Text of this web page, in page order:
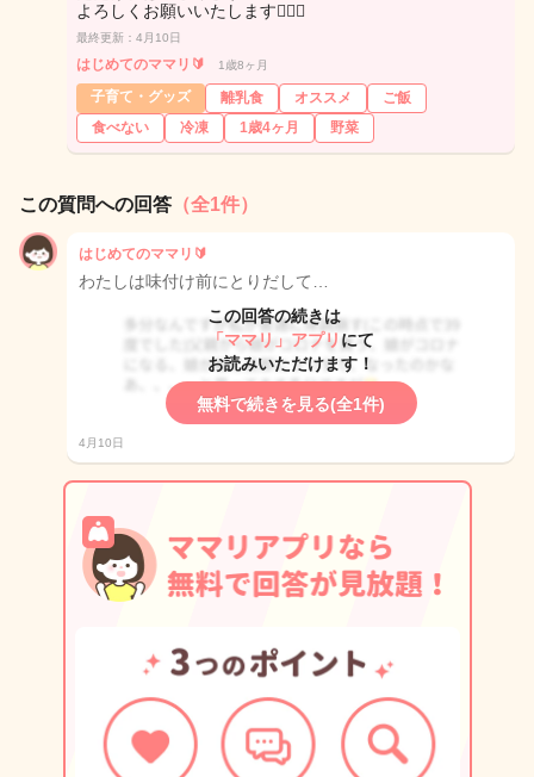
よろしくお願いいたします🙇🏻‍♀️
最終更新：4月10日
はじめてのママリ🔰 1歳8ヶ月
子育て・グッズ 離乳食 オススメ
ご飯
食べない
冷凍 1歳4ヶ月 野菜
この質問への回答 （全1件）
はじめてのママリ🔰
わたしは味付け前にとりだして…
この回答の続きは
「ママリ」アプリ にて
お読みいただけます！
無料で続きを見る(全1件)
4月10日